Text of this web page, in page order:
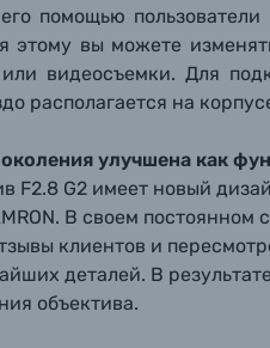
помощью
этому вы можете
видеосъемки. Для
располагается на
улучшена как
G2 имеет новый
В своем
клиентов и
деталей. В
объектива.